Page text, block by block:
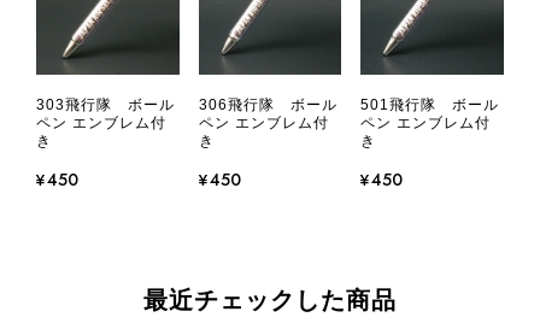
303飛行隊 ボール
ペン エンブレム付
き
¥450
306飛行隊 ボール
ペン エンブレム付
き
¥450
501飛行隊 ボール
ペン エンブレム付
き
¥450
最近チェックした商品